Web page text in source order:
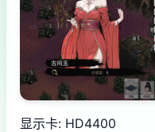
显示卡: HD4400